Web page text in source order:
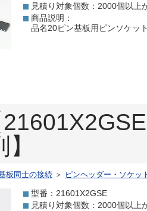
見積り対象個数：2000個以上
商品説明：
品名20ピン基板用ピンソケッ
板同士の接続 ＞ ピンヘッダー・ソケッ
型番：21601X2GSE
見積り対象個数：2000個以上